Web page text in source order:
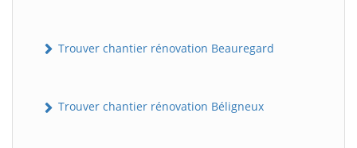
Trouver chantier rénovation Beauregard
Trouver chantier rénovation Béligneux